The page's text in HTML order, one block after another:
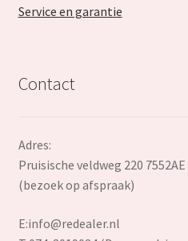
Service en garantie
Contact
Adres:
Pruisische veldweg 220
(bezoek op afspraak)
E:info@redealer.nl